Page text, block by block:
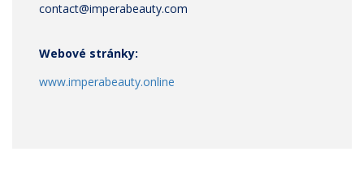
contact@imperabeauty.com
Webové stránky:
www.imperabeauty.online